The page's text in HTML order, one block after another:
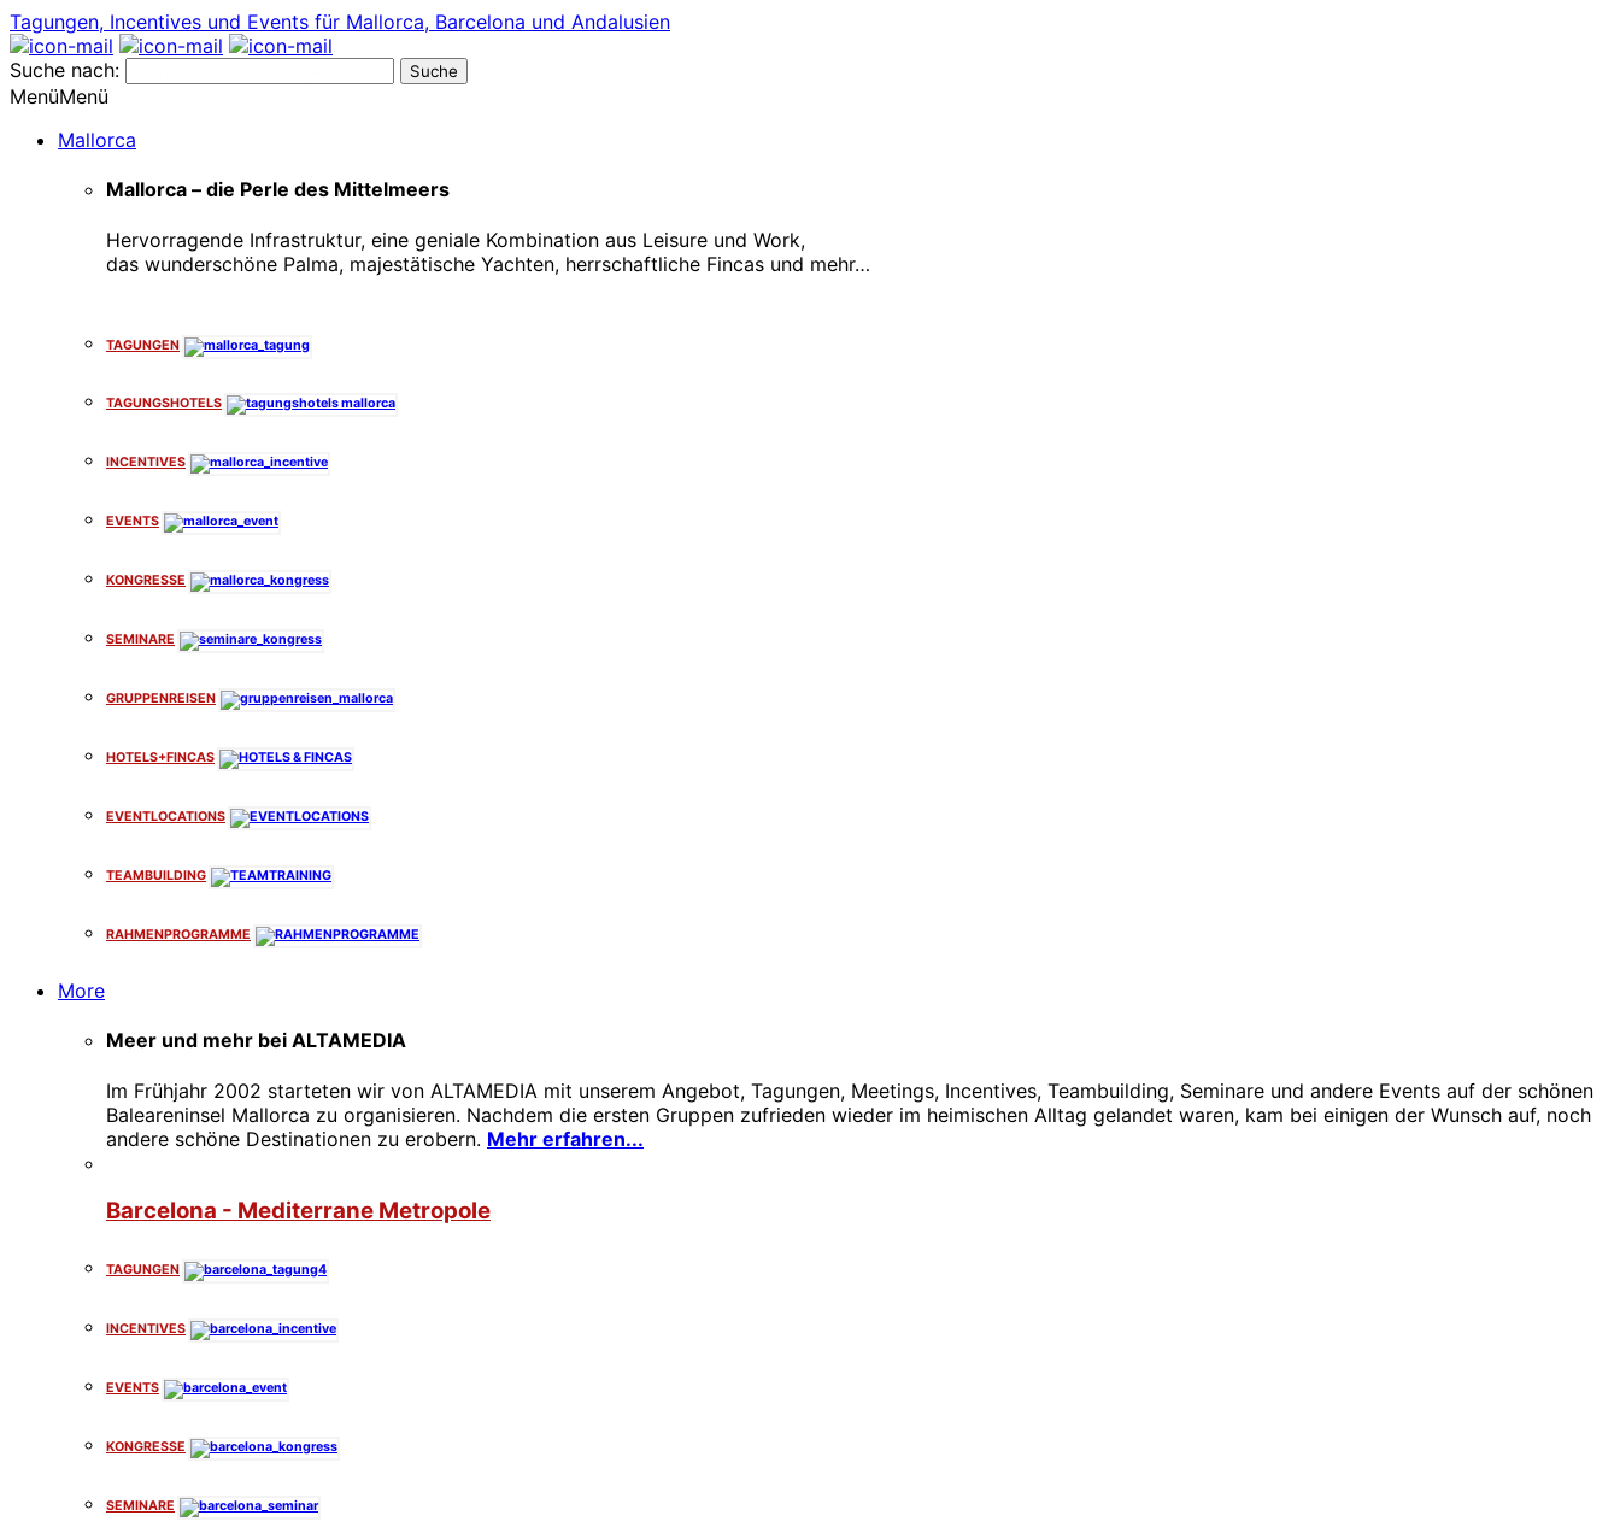
Tagungen, Incentives und Events für Mallorca, Barcelona und Andalusien
Suche nach:
MenüMenü
Mallorca
Mallorca – die Perle des Mittelmeers
Hervorragende Infrastruktur, eine geniale Kombination aus Leisure und Work,
das wunderschöne Palma, majestätische Yachten, herrschaftliche Fincas und mehr…
TAGUNGEN
TAGUNGSHOTELS
INCENTIVES
EVENTS
KONGRESSE
SEMINARE
GRUPPENREISEN
HOTELS+FINCAS
EVENTLOCATIONS
TEAMBUILDING
RAHMENPROGRAMME
More
Meer und mehr bei ALTAMEDIA
Im Frühjahr 2002 starteten wir von ALTAMEDIA mit unserem Angebot, Tagungen, Meetings, Incentives, Teambuilding, Seminare und andere Events auf der schönen
Baleareninsel Mallorca zu organisieren. Nachdem die ersten Gruppen zufrieden wieder im heimischen Alltag gelandet waren, kam bei einigen der Wunsch auf, noch
andere schöne Destinationen zu erobern. Mehr erfahren...
Barcelona - Mediterrane Metropole
TAGUNGEN
INCENTIVES
EVENTS
KONGRESSE
SEMINARE